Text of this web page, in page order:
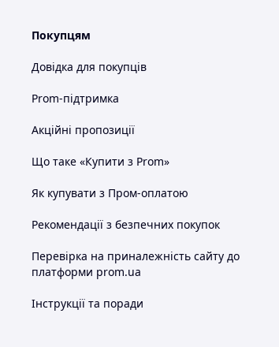
Покупцям
Довідка для покупців
Prom-підтримка
Акційні пропозиції
Що таке «Купити з Prom»
Як купувати з Пром-оплатою
Рекомендації з безпечних покупок
Перевірка на приналежність сайту до
платформи prom.ua
Інструкції та поради